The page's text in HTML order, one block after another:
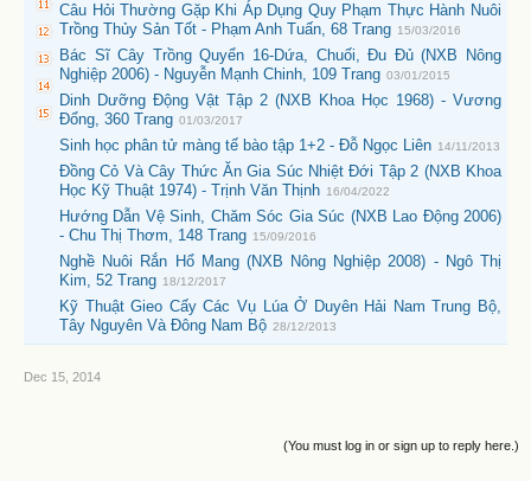
Câu Hỏi Thường Gặp Khi Áp Dụng Quy Phạm Thực Hành Nuôi
Trồng Thủy Sản Tốt - Phạm Anh Tuấn, 68 Trang 15/03/2016
Bác Sĩ Cây Trồng Quyển 16-Dứa, Chuối, Đu Đủ (NXB Nông
Nghiệp 2006) - Nguyễn Mạnh Chinh, 109 Trang 03/01/2015
Dinh Dưỡng Động Vật Tập 2 (NXB Khoa Học 1968) - Vương
Đổng, 360 Trang 01/03/2017
Sinh học phân tử màng tế bào tập 1+2 - Đỗ Ngọc Liên 14/11/2013
Đồng Cỏ Và Cây Thức Ăn Gia Súc Nhiệt Đới Tập 2 (NXB Khoa
Học Kỹ Thuật 1974) - Trịnh Văn Thịnh 16/04/2022
Hướng Dẫn Vệ Sinh, Chăm Sóc Gia Súc (NXB Lao Động 2006)
- Chu Thị Thơm, 148 Trang 15/09/2016
Nghề Nuôi Rắn Hổ Mang (NXB Nông Nghiệp 2008) - Ngô Thị
Kim, 52 Trang 18/12/2017
Kỹ Thuật Gieo Cấy Các Vụ Lúa Ở Duyên Hải Nam Trung Bộ,
Tây Nguyên Và Đông Nam Bộ 28/12/2013
Dec 15, 2014
(You must log in or sign up to reply here.)